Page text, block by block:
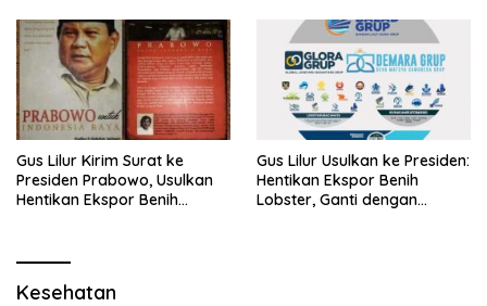
Gus Lilur Kirim Surat ke
Presiden Prabowo, Usulkan
Hentikan Ekspor Benih
Gus Lilur Usulkan ke Presiden:
Hentikan Ekspor Benih
Lobster, Ganti dengan
Kesehatan